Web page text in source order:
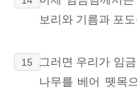
보리와 기름과 포
15
그러면 우리가 임
나무를 베어 뗏목